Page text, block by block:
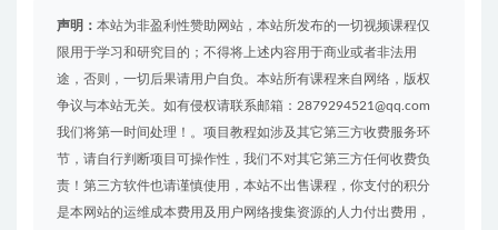
声明： 本站为非盈利性赞助网站，本站所发布的一切视频课程仅
限用于学习和研究目的；不得将上述内容用于商业或者非法用
途，否则，一切后果请用户自负。本站所有课程来自网络，版权
争议与本站无关。如有侵权请联系邮箱：2879294521@qq.com
我们将第一时间处理！。项目教程如涉及其它第三方收费服务环
节，请自行判断项目可操作性，我们不对其它第三方任何收费负
责！第三方软件也请谨慎使用，本站不出售课程，你支付的积分
是本网站的运维成本费用及用户网络搜集资源的人力付出费用，